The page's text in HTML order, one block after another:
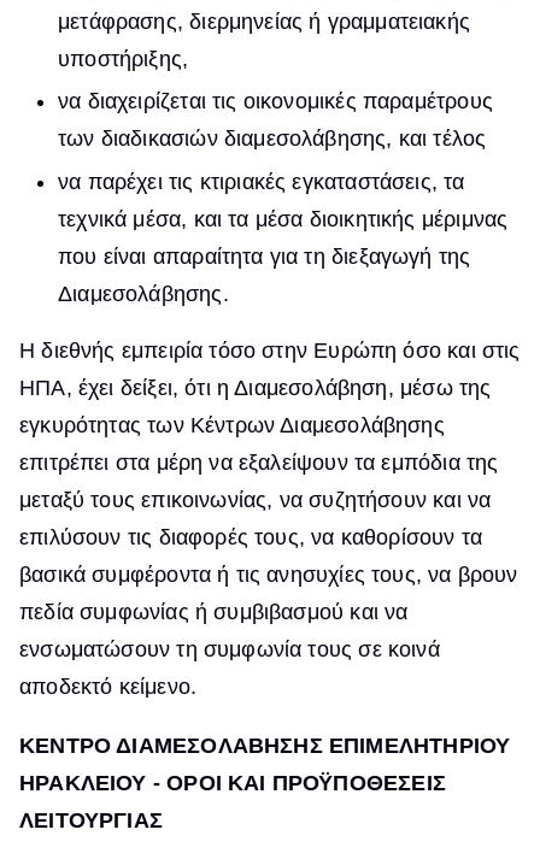
μετάφρασης, διερμηνείας ή γραμματειακής
υποστήριξης,
να διαχειρίζεται τις οικονομικές παραμέτρους
των διαδικασιών διαμεσολάβησης, και τέλος
να παρέχει τις κτιριακές εγκαταστάσεις, τα
τεχνικά μέσα, και τα μέσα διοικητικής μέριμνας
που είναι απαραίτητα για τη διεξαγωγή της
Διαμεσολάβησης.
Η διεθνής εμπειρία τόσο στην Ευρώπη όσο και στις
ΗΠΑ, έχει δείξει, ότι η Διαμεσολάβηση, μέσω της
εγκυρότητας των Κέντρων Διαμεσολάβησης
επιτρέπει στα μέρη να εξαλείψουν τα εμπόδια της
μεταξύ τους επικοινωνίας, να συζητήσουν και να
επιλύσουν τις διαφορές τους, να καθορίσουν τα
βασικά συμφέροντα ή τις ανησυχίες τους, να βρουν
πεδία συμφωνίας ή συμβιβασμού και να
ενσωματώσουν τη συμφωνία τους σε κοινά
αποδεκτό κείμενο.
ΚΕΝΤΡΟ ΔΙΑΜΕΣΟΛΑΒΗΣΗΣ ΕΠΙΜΕΛΗΤΗΡΙΟΥ
ΗΡΑΚΛΕΙΟΥ - ΟΡΟΙ ΚΑΙ ΠΡΟΫΠΟΘΕΣΕΙΣ
ΛΕΙΤΟΥΡΓΙΑΣ